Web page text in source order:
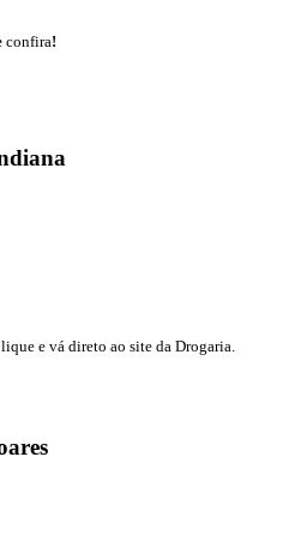
confira!
e vá direto ao site da Drogaria.